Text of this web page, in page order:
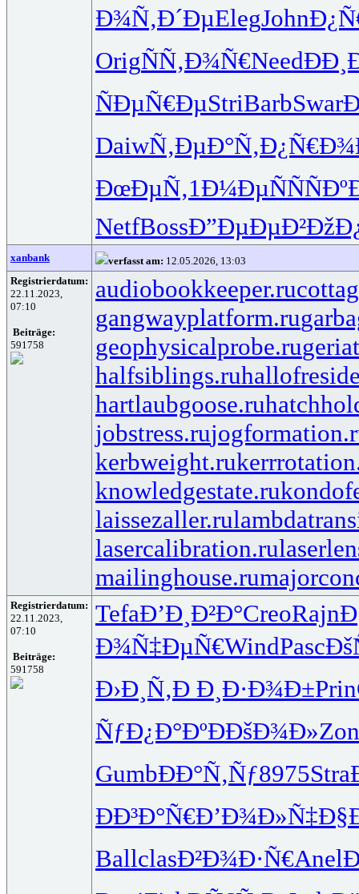
Ð¾Ñ‚Ð´ÐµElegJohn
OrigÑÑ‚Ð¾Ñ€Need
ÑÐµÑ€ÐµStriBarbSwar
DaiwÑ‚ÐµÐ°Ñ‚
ÐœÐµÑ‚1Ð¼ÐµÑÑ
NetfBossÐ”ÐµÐµÐ²
xanbank verfasst am: 12.05.2026, 13:03
Registrierdatum:
22.11.2023,
07:10
Beiträge:
591758
audiobookkeeper.ru
gangwayplatform.ru
geophysicalprobe.ru
halfsiblings.ru
hartlaubgoose.ru
jobstress.ru
kerbweight.ru
knowledgestate.ru
laissezaller.ru
lasercalibration.ru
mailinghouse.ru
Registrierdatum:
22.11.2023,
07:10
Beiträge:
591758
TefaÐ’Ð¸Ð²Ð°CreoRajn
Ð¾Ñ‡ÐµÑ€WindPasc
Ð›Ð¸Ñ‚Ð Ð¸Ð·Ð¾Ð±Prin
ÑƒÐ¿Ð°ÐºÐÐšÐ¾Ð»
GumbÐÐ°Ñ‚Ñƒ8975Stra
ÐÐ³Ð°Ñ€Ð’Ð¾Ð»Ñ‡
BallclasÐ²Ð¾Ð·Ñ€Anel